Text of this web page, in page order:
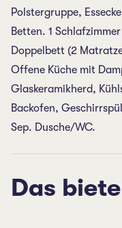
Polstergruppe,
Betten. 1
Doppelbett (2
Offene Küche mit
Glaskeramikherd,
Backofen,
Sep. Dusche/WC.
Das